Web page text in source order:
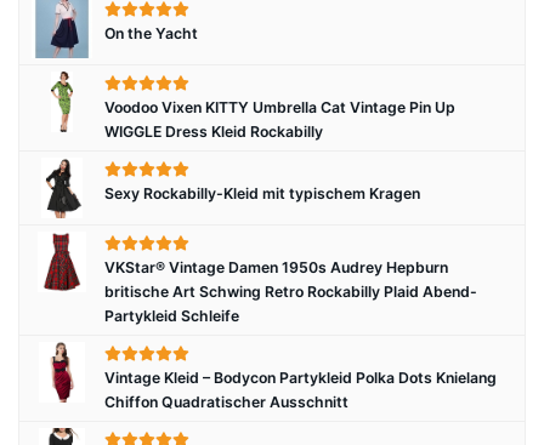
On the Yacht
Voodoo Vixen KITTY Umbrella Cat Vintage Pin Up
WIGGLE Dress Kleid Rockabilly
Sexy Rockabilly-Kleid mit typischem Kragen
VKStar® Vintage Damen 1950s Audrey Hepburn
britische Art Schwing Retro Rockabilly Plaid Abend-
Partykleid Schleife
Vintage Kleid – Bodycon Partykleid Polka Dots Knielang
Chiffon Quadratischer Ausschnitt